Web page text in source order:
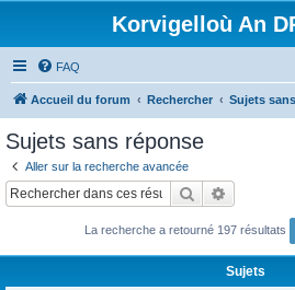
Korvigelloù An
FAQ
Accueil du forum Rechercher Sujets
Sujets sans réponse
Aller sur la recherche avancée
Rechercher
La recherche a retourné 197 résultats
Sujets